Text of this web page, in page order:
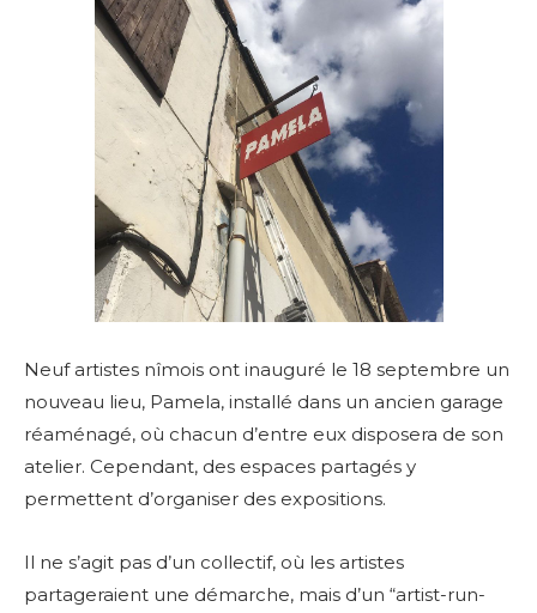
Neuf artistes nîmois ont inauguré le 18 septembre un
nouveau lieu, Pamela, installé dans un ancien garage
réaménagé, où chacun d’entre eux disposera de son
atelier. Cependant, des espaces partagés y
permettent d’organiser des expositions.
Il ne s’agit pas d’un collectif, où les artistes
partageraient une démarche, mais d’un “artist-run-